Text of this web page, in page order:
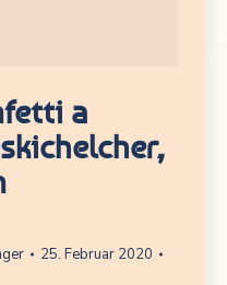
a
25. Februar 2020